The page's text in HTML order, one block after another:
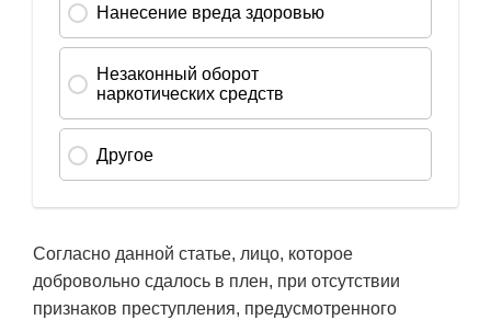
Согласно данной статье, лицо, которое
добровольно сдалось в плен, при отсутствии
признаков преступления, предусмотренного